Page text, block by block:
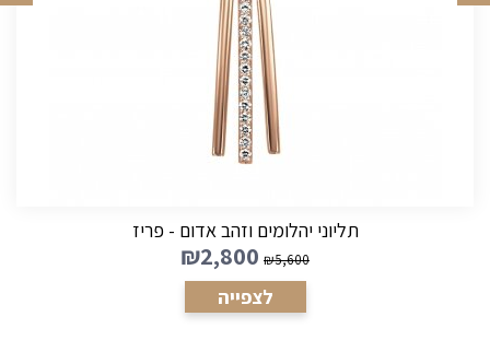
תליוני יהלומים וזהב אדום - פריז
₪2,800 ₪5,600
לצפייה